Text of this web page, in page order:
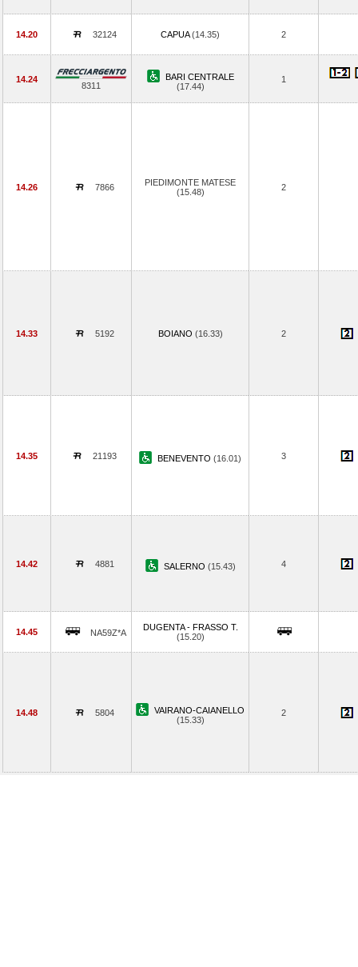
14.20 32124 CAPUA(14.35) 2
14.24
8311
BARI CENTRALE
(17.44)
1
14.26 7866
PIEDIMONTE MATESE
(15.48)
2
14.33 5192 BOIANO (16.33) 2
14.35 21193 BENEVENTO (16.01) 3
14.42 4881 SALERNO (15.43) 4
14.45 NA59Z*A
DUGENTA - FRASSO T.
(15.20)
14.48 5804
VAIRANO-CAIANELLO
(15.33)
2